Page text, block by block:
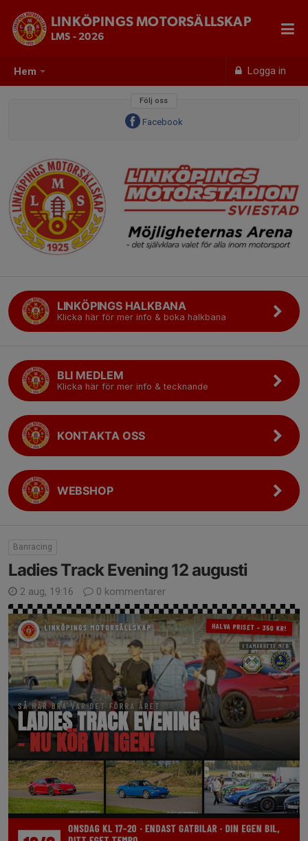
Hem Logga in
LINKÖPINGS MOTORSÄLLSKAP
LMS - 2026
Följ oss
Facebook
LINKÖPINGS HALKBANA
Klicka här för mer info & boka halkbana
BLI MEDLEM
Klicka här för mer info & tecknande
KONTAKTA OSS
WEBSHOP
Banracing
Ladies Track Evening 12 augusti
2 aug, 19:16 0 kommentarer